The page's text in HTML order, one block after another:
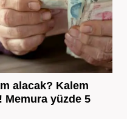
alacak? Kalem
Memura yüzde 5